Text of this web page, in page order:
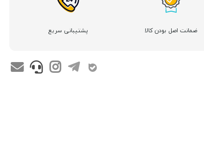
ضمانت اصل بودن کالا پشتیبانی سریع